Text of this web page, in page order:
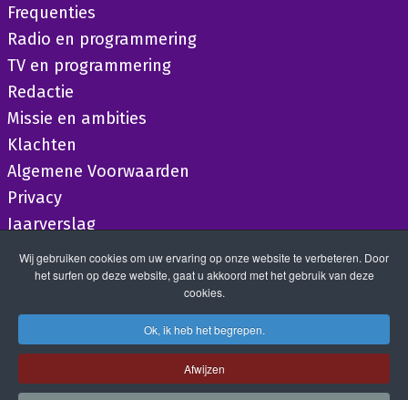
Frequenties
Radio en programmering
TV en programmering
Redactie
Missie en ambities
Klachten
Algemene Voorwaarden
Privacy
Jaarverslag
Wij gebruiken cookies om uw ervaring op onze website te verbeteren. Door
het surfen op deze website, gaat u akkoord met het gebruik van deze
cookies.
Ok, ik heb het begrepen.
Afwijzen